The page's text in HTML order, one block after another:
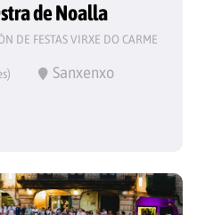
de Noalla
DE FESTAS VIRXE DO CARME
Sanxenxo